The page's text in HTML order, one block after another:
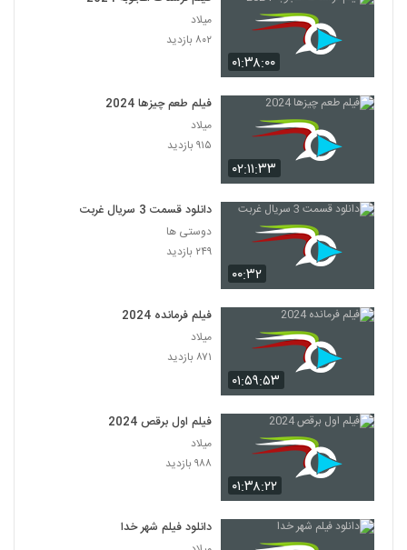
۰۱:۳۸:۰۰
میلاد
۸۰۲ بازدید
۰۲:۱۱:۳۳
فیلم طعم چیزها 2024
میلاد
۹۱۵ بازدید
۰۰:۳۲
دانلود قسمت 3 سریال غربت
دوستی ها
۲۴۹ بازدید
۰۱:۵۹:۵۳
فیلم فرمانده 2024
میلاد
۸۷۱ بازدید
۰۱:۳۸:۲۲
فیلم اول برقص 2024
میلاد
۹۸۸ بازدید
دانلود فیلم شهر خدا